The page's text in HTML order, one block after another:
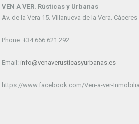
VEN A VER. Rústicas y Urbanas
Av. de la Vera 15. Villanueva de la Vera. Cáceres
Phone: +34 666 621 292
Email: info@venaverusticasyurbanas.es
https://www.facebook.com/Ven-a-ver-